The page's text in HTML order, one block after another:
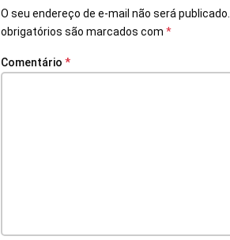
O seu endereço de e-mail não será publicado.
obrigatórios são marcados com *
Comentário *